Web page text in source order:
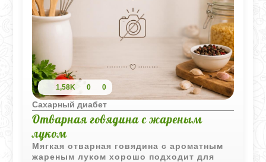
1,58K 0 0
Сахарный диабет
Отварная говядина с жареным
луком
Мягкая отварная говядина с ароматным
жареным луком хорошо подходит для